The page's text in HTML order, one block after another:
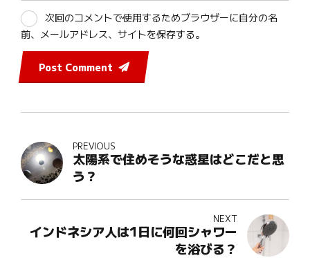
次回のコメントで使用するためブラウザーに自分の名
前、メールアドレス、サイトを保存する。
Post Comment
PREVIOUS
太陽系で住めそうな惑星はどこだと思
う？
NEXT
インドネシア人は1日に何回シャワー
を浴びる？